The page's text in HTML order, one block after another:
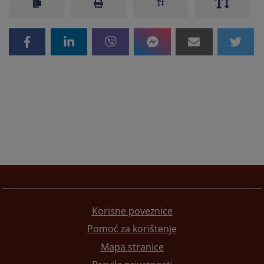
Korisne poveznice
Pomoć za korištenje
Mapa stranice